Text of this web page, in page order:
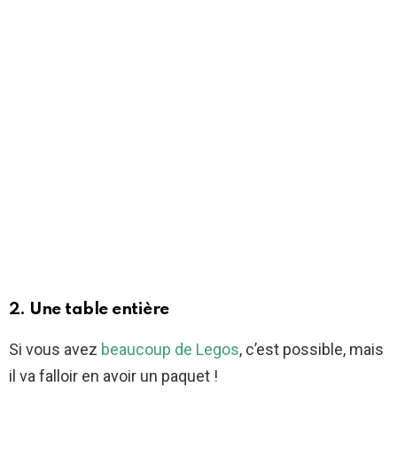
2. Une table entière
Si vous avez beaucoup de Legos, c’est possible, mais
il va falloir en avoir un paquet !